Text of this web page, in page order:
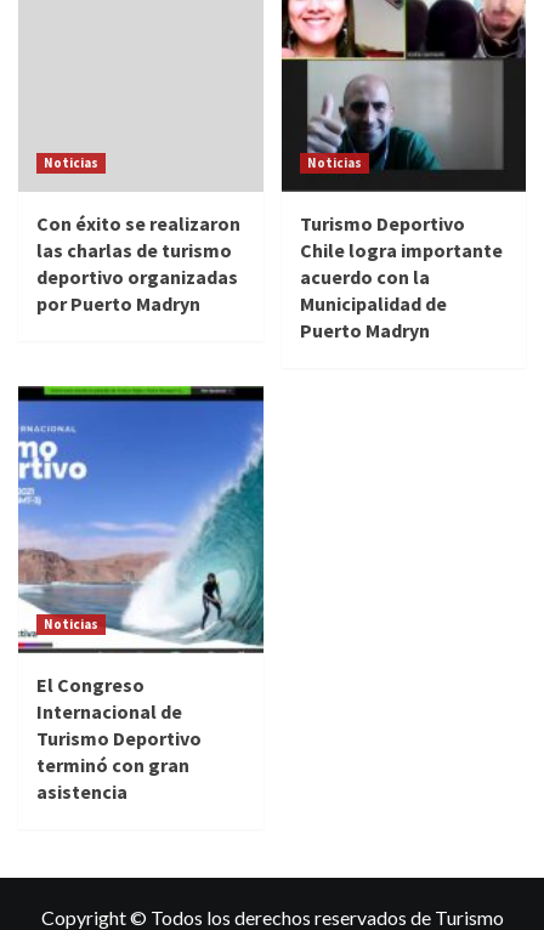
Noticias
Con éxito se realizaron
las charlas de turismo
deportivo organizadas
por Puerto Madryn
Noticias
Turismo Deportivo
Chile logra importante
acuerdo con la
Municipalidad de
Puerto Madryn
Noticias
El Congreso
Internacional de
Turismo Deportivo
terminó con gran
asistencia
Copyright © Todos los derechos reservados de Turismo